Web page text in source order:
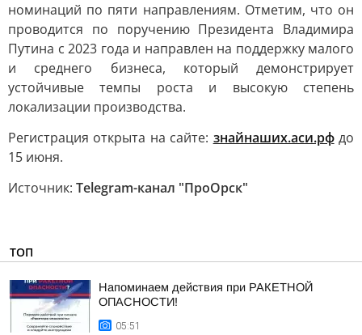
номинаций по пяти направлениям. Отметим, что он
проводится по поручению Президента Владимира
Путина с 2023 года и направлен на поддержку малого
и среднего бизнеса, который демонстрирует
устойчивые темпы роста и высокую степень
локализации производства.
Регистрация открыта на сайте: знайнаших.аси.рфдо
15 июня.
Источник: Telegram-канал "ПроОрск"
ТОП
Напоминаем действия при РАКЕТНОЙ
ОПАСНОСТИ!
05:51